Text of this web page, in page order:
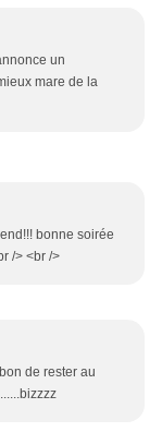
un
mare de la
bonne soirée
/> <br />
de rester au